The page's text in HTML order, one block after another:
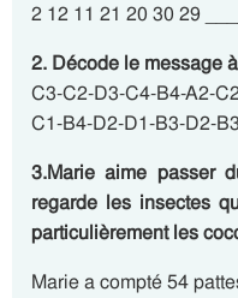
2 12 11 21 20 30 29
2. Décode le message
C3-C2-D3-C4-B4-A2-
C1-B4-D2-D1-B3-D2-
3.Marie aime passer
regarde les insectes
particulièrement les
Marie a compté 54